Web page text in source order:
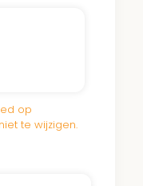
op
te wijzigen.